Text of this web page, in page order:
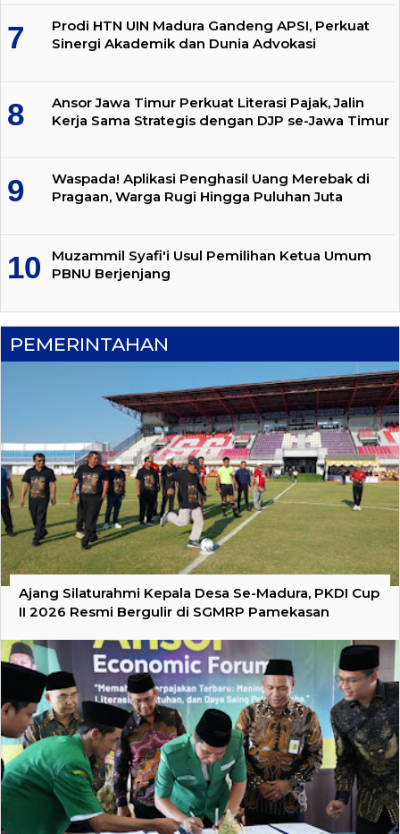
Prodi HTN UIN Madura Gandeng APSI, Perkuat
Sinergi Akademik dan Dunia Advokasi
Ansor Jawa Timur Perkuat Literasi Pajak, Jalin
Kerja Sama Strategis dengan DJP se-Jawa Timur
Waspada! Aplikasi Penghasil Uang Merebak di
Pragaan, Warga Rugi Hingga Puluhan Juta
Muzammil Syafi'i Usul Pemilihan Ketua Umum
PBNU Berjenjang
PEMERINTAHAN
Ajang Silaturahmi Kepala Desa Se-Madura, PKDI Cup
II 2026 Resmi Bergulir di SGMRP Pamekasan